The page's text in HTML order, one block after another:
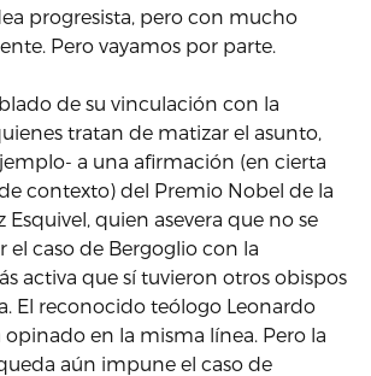
progresista, pero con mucho
Pero vayamos por parte.
de su vinculación con la
tratan de matizar el asunto,
a una afirmación (en cierta
contexto) del Premio Nobel de la
Esquivel, quien asevera que no se
el caso de Bergoglio con la
activa que sí tuvieron otros obispos
El reconocido teólogo Leonardo
en la misma línea. Pero la
aún impune el caso de